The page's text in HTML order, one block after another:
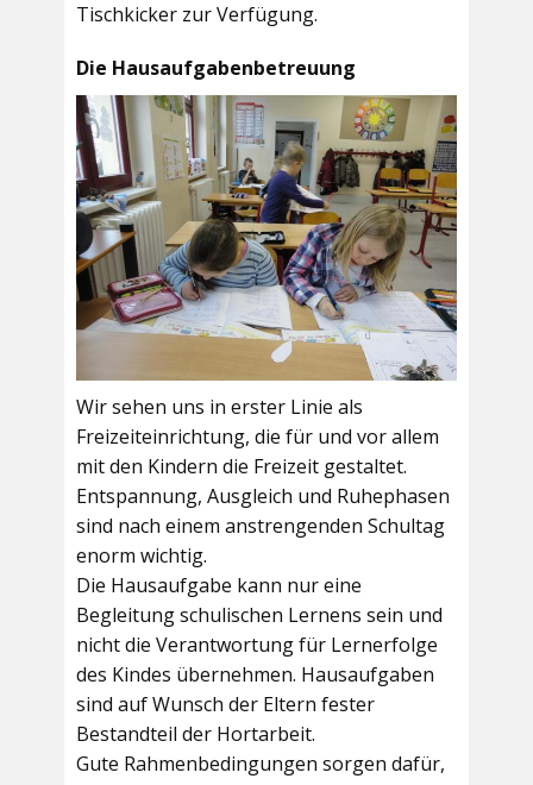
Tischkicker zur Verfügung.
Die Hausaufgabenbetreuung
Wir sehen uns in erster Linie als
Freizeiteinrichtung, die für und vor allem
mit den Kindern die Freizeit gestaltet.
Entspannung, Ausgleich und Ruhephasen
sind nach einem anstrengenden Schultag
enorm wichtig.
Die Hausaufgabe kann nur eine
Begleitung schulischen Lernens sein und
nicht die Verantwortung für Lernerfolge
des Kindes übernehmen. Hausaufgaben
sind auf Wunsch der Eltern fester
Bestandteil der Hortarbeit.
Gute Rahmenbedingungen sorgen dafür,